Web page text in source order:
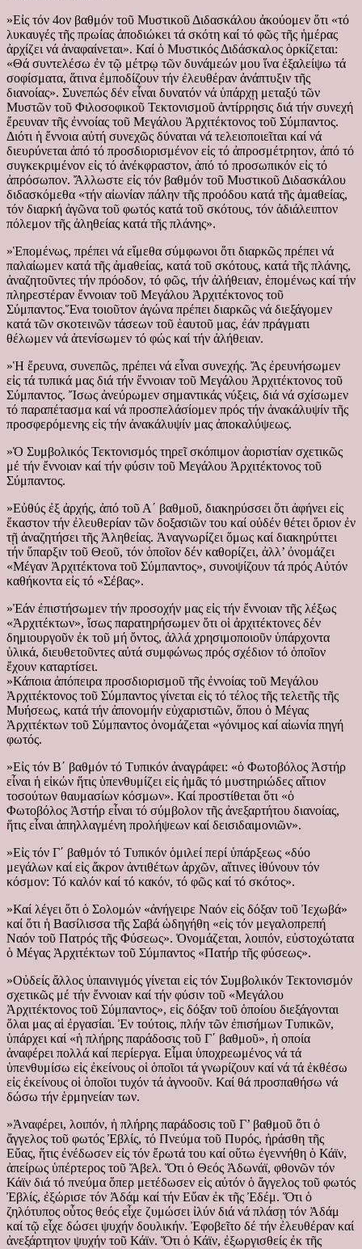
»Εἰς τόν 4ον βαθμόν τοῦ Μυστικοῦ Διδασκάλου ἀκούομεν ὅτι «τό
λυκαυγές τῆς πρωίας ἀποδιώκει τά σκότη καί τό φῶς τῆς ἡμέρας
ἀρχίζει νά ἀναφαίνεται». Καί ὁ Μυστικός Διδάσκαλος ὁρκίζεται:
«Θά συντελέσω ἐν τῷ μέτρῳ τῶν δυνάμεών μου ἵνα ἐξαλείψω τά
σοφίσματα, ἅτινα ἐμποδίζουν τήν ἐλευθέραν ἀνάπτυξιν τῆς
διανοίας». Συνεπώς δέν εἶναι δυνατόν νά ὑπάρχῃ μεταξύ τῶν
Μυστῶν τοῦ Φιλοσοφικοῦ Τεκτονισμοῦ ἀντίρρησις διά τήν συνεχή
ἔρευναν τῆς ἐννοίας τοῦ Μεγάλου Ἀρχιτέκτονος τοῦ Σύμπαντος.
Διότι ἡ ἔννοια αὐτή συνεχῶς δύναται νά τελειοποιεῖται καί νά
διευρύνεται ἀπό τό προσδιορισμένον εἰς τό ἀπροσμέτρητον, ἀπό τό
συγκεκριμένον εἰς τό ἀνέκφραστον, ἀπό τό προσωπικόν εἰς τό
ἀπρόσωπον. Ἄλλωστε εἰς τόν βαθμόν τοῦ Μυστικοῦ Διδασκάλου
διδασκόμεθα «τήν αἰωνίαν πάλην τῆς προόδου κατά τῆς ἀμαθείας,
τόν διαρκή ἀγῶνα τοῦ φωτός κατά τοῦ σκότους, τόν ἀδιάλειπτον
πόλεμον τῆς ἀληθείας κατά τῆς πλάνης».
»Ἑπομένως, πρέπει νά εἴμεθα σύμφωνοι ὅτι διαρκῶς πρέπει νά
παλαίωμεν κατά τῆς ἀμαθείας, κατά τοῦ σκότους, κατά τῆς πλάνης,
ἀναζητοῦντες τήν πρόοδον, τό φῶς, τήν ἀλήθειαν, ἑπομένως καί τήν
πληρεστέραν ἔννοιαν τοῦ Μεγάλου Ἀρχιτέκτονος τοῦ
Σύμπαντος.Ἕνα τοιοῦτον ἀγώνα πρέπει διαρκῶς νά διεξάγομεν
κατά τῶν σκοτεινῶν τάσεων τοῦ ἑαυτοῦ μας, ἐάν πράγματι
θέλωμεν νά ἀτενίσωμεν τό φώς καί τήν ἀλήθειαν.
»Ἡ ἔρευνα, συνεπῶς, πρέπει νά εἶναι συνεχής. Ἄς ἐρευνήσωμεν
εἰς τά τυπικά μας διά τήν ἔννοιαν τοῦ Μεγάλου Ἀρχιτέκτονος τοῦ
Σύμπαντος. Ἴσως ἀνεύρωμεν σημαντικάς νύξεις, διά νά σχίσωμεν
τό παραπέτασμα καί νά προσπελάσίομεν πρός τήν ἀνακάλυψίν τῆς
προσφερόμενης εἰς τήν ἀνακάλυψίν μας ἀποκαλύψεως.
»Ὁ Συμβολικός Τεκτονισμός τηρεῖ σκόπιμον ἀοριστίαν σχετικῶς
μέ τήν ἔννοιαν καί τήν φύσιν τοῦ Μεγάλου Ἀρχιτέκτονος τοῦ
Σύμπαντος.
»Εὐθύς ἐξ ἀρχής, ἀπό τοῦ Α΄ βαθμοῦ, διακηρύσσει ὅτι ἀφήνει εἰς
ἕκαστον τήν ἐλευθερίαν τῶν δοξασιῶν του καί οὐδέν θέτει ὅριον ἐν
τῇ ἀναζητήσει τῆς Ἀληθείας. Ἀναγνωρίζει ὅμως καί διακηρύττει
τήν ὕπαρξιν τοῦ Θεοῦ, τόν ὁποῖον δέν καθορίζει, ἀλλ’ ὀνομάζει
«Μέγαν Ἀρχιτέκτονα τοῦ Σύμπαντος», συνοψίζουν τά πρός Αὐτόν
καθήκοντα εἰς τό «Σέβας».
»Ἐάν ἐπιστήσωμεν τήν προσοχήν μας εἰς τήν ἔννοιαν τῆς λέξως
«Ἀρχιτέκτων», ἴσως παρατηρήσωμεν ὅτι οἱ ἀρχιτέκτονες δέν
δημιουργοῦν ἐκ τοῦ μή ὄντος, ἀλλά χρησιμοποιοῦν ὑπάρχοντα
ὑλικά, διευθετοῦντες αὐτά συμφώνως πρός σχέδιον τό ὁποῖον
ἔχουν καταρτίσει.
»Κάποια ἀπόπειρα προσδιορισμοῦ τῆς ἐννοίας τοῦ Μεγάλου
Ἀρχιτέκτονος τοῦ Σύμπαντος γίνεται εἰς τό τέλος τῆς τελετῆς τῆς
Μυήσεως, κατά τήν ἀπονομήν εὐχαριστιῶν, ὅπου ὁ Μέγας
Ἀρχιτέκτων τοῦ Σύμπαντος ὀνομάζεται «γόνιμος καί αἰωνία πηγή
φωτός.
»Εἰς τόν Β΄ βαθμόν τό Τυπικόν ἀναγράφει: «ὁ Φωτοβόλος Ἀστήρ
εἶναι ἡ εἰκών ἥτις ὑπενθυμίζει εἰς ἡμᾶς τό μυστηριώδες αἴτιον
τοσούτων θαυμασίων κόσμων». Καί προστίθεται ὅτι «ὁ
Φωτοβόλος Ἀστήρ εἶναι τό σύμβολον τῆς ἀνεξαρτήτου διανοίας,
ἥτις εἶναι ἀπηλλαγμένη προλήψεων καί δεισιδαιμονιῶν».
»Εἰς τόν Γ΄ βαθμόν τό Τυπικόν ὁμιλεί περί ὑπάρξεως «δύο
μεγάλων καί εἰς ἄκρον ἀντιθέτων ἀρχῶν, αἵτινες ἰθύνουν τόν
κόσμον: Τό καλόν καί τό κακόν, τό φῶς καί τό σκότος».
»Καί λέγει ὅτι ὁ Σολομών «ἀνήγειρε Ναόν εἰς δόξαν τοῦ Ἰεχωβά»
καί ὅτι ἡ Βασίλισσα τῆς Σαβά ὡδηγήθη «εἰς τόν μεγαλοπρεπή
Ναόν τοῦ Πατρός τῆς Φύσεως». Ὀνομάζεται, λοιπόν, εὐστοχώτατα
ὁ Μέγας Ἀρχιτέκτων τοῦ Σύμπαντος «Πατήρ τῆς φύσεως».
»Οὐδείς ἄλλος ὑπαινιγμός γίνεται εἰς τόν Συμβολικόν Τεκτονισμόν
σχετικῶς μέ τήν ἔννοιαν καί τήν φύσιν τοῦ «Μεγάλου
Ἀρχιτέκτονος τοῦ Σύμπαντος», εἰς δόξαν τοῦ ὁποίου διεξάγονται
ὅλαι μας αἱ ἐργασίαι. Ἐν τούτοις, πλήν τῶν ἐπισήμων Τυπικῶν,
ὑπάρχει καί «ἡ πλήρης παράδοσις τοῦ Γ΄ βαθμοῦ», ἡ οποία
ἀναφέρει πολλά καί περίεργα. Εἶμαι ὑποχρεωμένος νά τά
ὑπενθυμίσω εἰς ἐκείνους οἱ ὁποῖοι τά γνωρίζουν καί νά τά ἐκθέσω
εἰς ἐκείνους οἱ ὁποῖοι τυχόν τά ἀγνοοῦν. Καί θά προσπαθήσω νά
δώσω τήν ἑρμηνείαν των.
»Ἀναφέρει, λοιπόν, ἡ πλήρης παράδοσις τοῦ Γ’ βαθμοῦ ὅτι ὁ
ἄγγελος τοῦ φωτός Ἐβλίς, τό Πνεύμα τοῦ Πυρός, ἠράσθη τῆς
Εὔας, ἥτις ἐνέδωσεν εἰς τόν ἔρωτά του καί οὕτω ἐγεννήθη ὁ Κάϊν,
ἀπείρως ὑπέρτερος τοῦ Ἄβελ. Ὅτι ὁ Θεός Ἀδωνάϊ, φθονῶν τόν
Κάϊν διά τό πνεύμα ὅπερ μετέδωσεν εἰς αὐτόν ὁ ἄγγελος τοῦ φωτός
Ἐβλίς, ἐξώρισε τόν Ἀδάμ καί τήν Εὔαν ἐκ τῆς Ἐδέμ. Ὅτι ὁ
ζηλότυπος οὗτος θεός εἶχε ζυμώσει ἰλύν διά νά πλάσῃ τόν Ἀδάμ
καί τῷ εἶχε δώσει ψυχήν δουλικήν. Ἐφοβεῖτο δέ τήν ἐλευθέραν καί
ἀνεξάρτητον ψυχήν τοῦ Κάϊν. Ὅτι ὁ Κάϊν, ἐξωργισθείς ἐκ τῆς